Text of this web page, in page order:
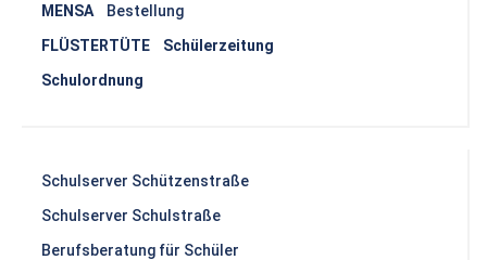
MENSA
Bestellung
FLÜSTERTÜTE Schülerzeitung
Schulordnung
Schulserver Schützenstraße
Schulserver Schulstraße
Berufsberatung für Schüler